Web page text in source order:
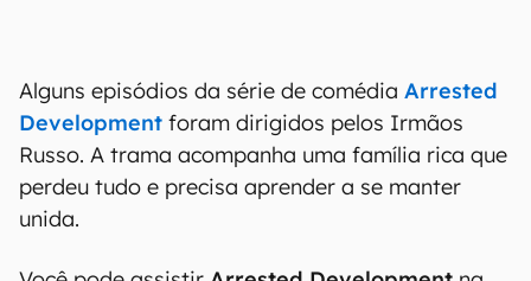
Alguns episódios da série de comédia Arrested
Development foram dirigidos pelos Irmãos
Russo. A trama acompanha uma família rica que
perdeu tudo e precisa aprender a se manter
unida.